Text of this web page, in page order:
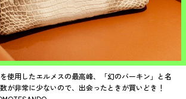
使用したエルメスの最高峰、「幻のバーキン」と名
が非常に少ないので、出会ったときが買いどき！